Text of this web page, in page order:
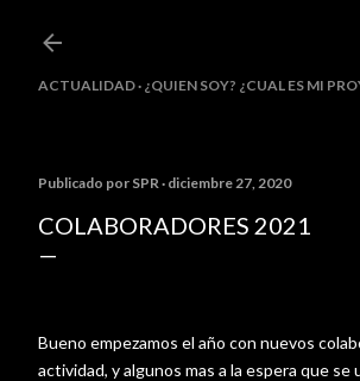
ACTUALIDAD ¿QUIEN SOY? ¿CUAL ES MI
Publicado por SPR diciembre 27, 2020
COLABORADORES 2021
Bueno empezamos el año con nuevos
actividad, y algunos mas a la espera que se